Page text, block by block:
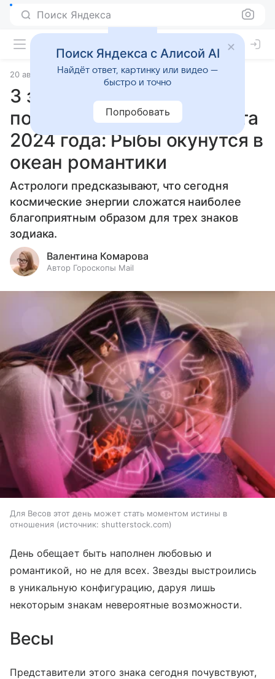
Поиск Яндекса
20 августа 2024 Статьи
3 знака зодиака, которым
повезет в любви 21 августа
2024 года: Рыбы окунутся в
океан романтики
Астрологи предсказывают, что сегодня
космические энергии сложатся наиболее
благоприятным образом для трех знаков
зодиака.
Валентина Комарова
Автор Гороскопы Mail
Для Весов этот день может стать моментом истины в
отношения
источник: shutterstock.com
День обещает быть наполнен любовью и
романтикой, но не для всех. Звезды выстроились
в уникальную конфигурацию, даруя лишь
некоторым знакам невероятные возможности.
Весы
Представители этого знака сегодня почувствуют,
Поиск Яндекса с Алисой AI
Найдёт ответ, картинку или видео —
быстро и точно
Попробовать